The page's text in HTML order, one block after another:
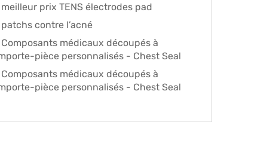
meilleur prix TENS électrodes pad
patchs contre l’acné
Composants médicaux découpés à
pièce personnalisés - Chest Seal
Composants médicaux découpés à
pièce personnalisés - Chest Seal